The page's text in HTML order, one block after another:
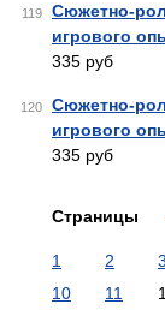
119
Сюжетно-
игрового
335 руб
120
Сюжетно-
игрового
335 руб
Страницы
1 2 3
10
11